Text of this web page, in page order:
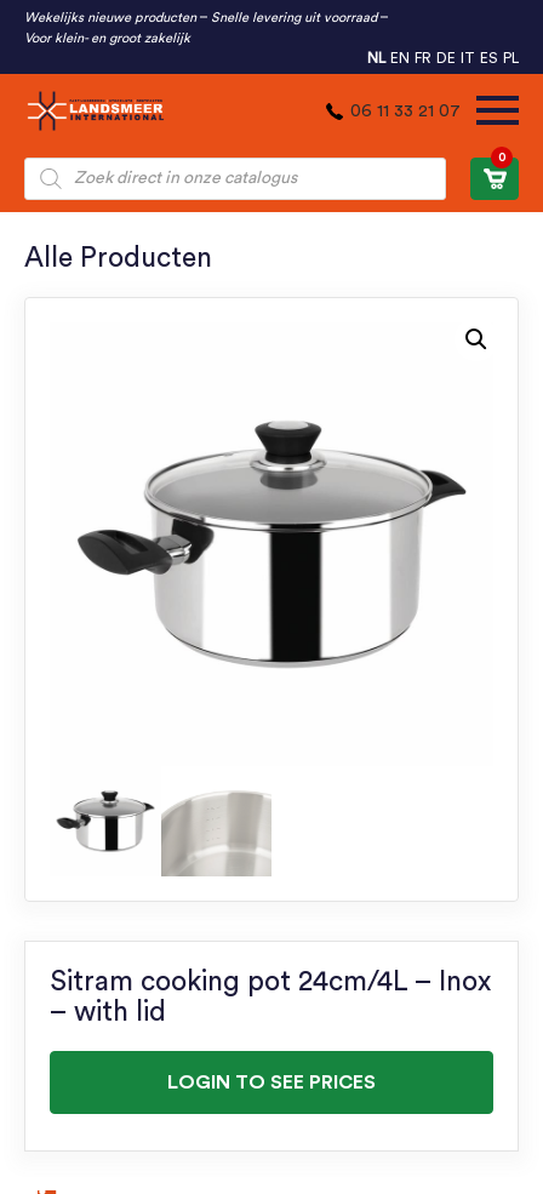
Wekelijks nieuwe producten
Snelle levering uit voorraad
Voor klein- en groot zakelijk
NL EN FR DE IT ES PL
06 11 33 21 07
Producten
zoeken
0
Alle Producten
Sitram cooking pot 24cm/4L – Inox
– with lid
LOGIN TO SEE PRICES